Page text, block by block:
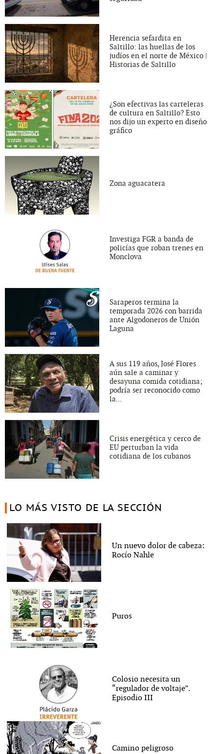
Herencia sefardita en
Saltillo: las huellas de los
judíos en el norte de México |
Historias de Saltillo
¿Son efectivas las carteleras
de cultura en Saltillo? Esto
nos dijo un experto en diseño
gráfico
Zona aguacatera
Investiga FGR a banda de
policías que roban trenes en
Monclova
Saraperos termina la
temporada 2026 con barrida
ante Algodoneros de Unión
Laguna
A sus 119 años, José Flores
aún sale a caminar y
desayuna comida cotidiana;
podría ser reconocido como
la...
Crisis energética y cerco de
EU perturban la vida
cotidiana de los cubanos
LO MÁS VISTO DE LA SECCIÓN
Un nuevo dolor de cabeza:
Rocío Nahle
Puros
Colosio necesita un
“regulador de voltaje”.
Episodio III
Camino peligroso